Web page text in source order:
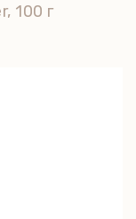
100 г